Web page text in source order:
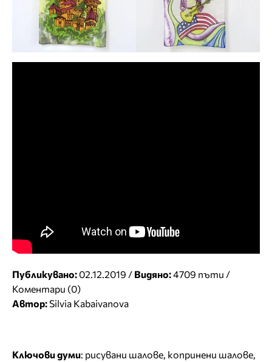
Публикувано: 02.12.2019 / Видяно:4709 пъти /
Коментари (0)
Автор:Silvia Kabaivanova
Ключови думи: рисувани шалове копринени шалове